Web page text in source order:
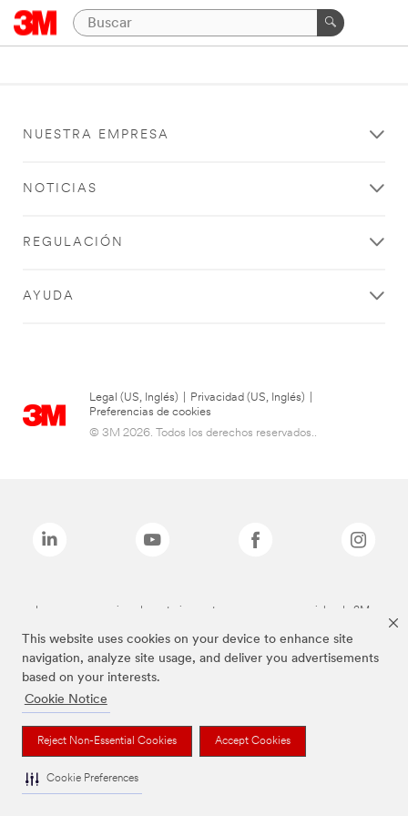
This website uses cookies on your device to enhance site
navigation, analyze site usage, and deliver you advertisements
based on your interests.
Cookie Notice
Reject Non-Essential Cookies Accept Cookies
Cookie Preferences
NUESTRA EMPRESA
NOTICIAS
REGULACIÓN
AYUDA
Legal (US, Inglés) Privacidad (US, Inglés)
Preferencias de cookies
© 3M 2026. Todos los derechos reservados..
Las marcas mencionadas anteriormente son marcas comerciales de 3M.